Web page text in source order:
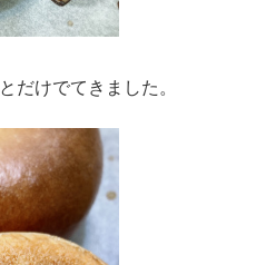
だけでてきました。